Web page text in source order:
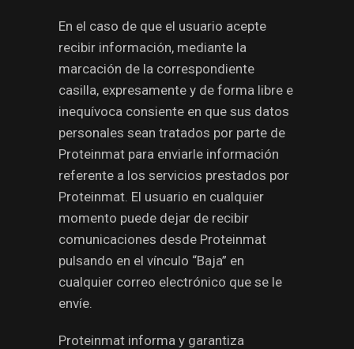
En el caso de que el usuario acepte
recibir información, mediante la
marcación de la correspondiente
casilla, expresamente y de forma libre e
inequívoca consiente en que sus datos
personales sean tratados por parte de
Proteinmat para enviarle información
referente a los servicios prestados por
Proteinmat. El usuario en cualquier
momento puede dejar de recibir
comunicaciones desde Proteinmat
pulsando en el vínculo “Baja” en
cualquier correo electrónico que se le
envíe.
Proteinmat informa y garantiza